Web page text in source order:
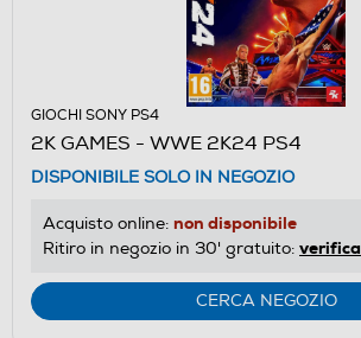
GIOCHI SONY PS4
2K GAMES - WWE 2K24 PS4
DISPONIBILE SOLO IN NEGOZIO
Acquisto online: non disponibile
Ritiro in negozio in 30' gratuito: verifica
CERCA NEGOZIO